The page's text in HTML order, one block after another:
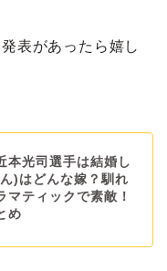
表があったら嬉し
本光司選手は結婚し
)はどんな嫁？馴れ
マティックで素敵！
め